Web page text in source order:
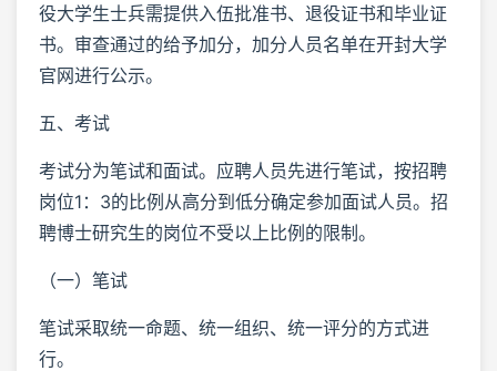
役大学生士兵需提供入伍批准书、退役证书和毕业证
书。审查通过的给予加分，加分人员名单在开封大学
官网进行公示。
五、考试
考试分为笔试和面试。应聘人员先进行笔试，按招聘
岗位1：3的比例从高分到低分确定参加面试人员。招
聘博士研究生的岗位不受以上比例的限制。
（一）笔试
笔试采取统一命题、统一组织、统一评分的方式进
行。